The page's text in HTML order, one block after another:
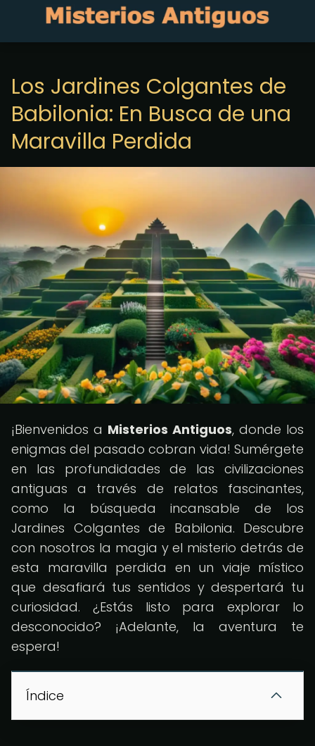
Los Jardines Colgantes de
Babilonia: En Busca de una
Maravilla Perdida
¡Bienvenidos a Misterios Antiguos, donde los
enigmas del pasado cobran vida! Sumérgete
en las profundidades de las civilizaciones
antiguas a través de relatos fascinantes,
como la búsqueda incansable de los
Jardines Colgantes de Babilonia. Descubre
con nosotros la magia y el misterio detrás de
esta maravilla perdida en un viaje místico
que desafiará tus sentidos y despertará tu
curiosidad. ¿Estás listo para explorar lo
desconocido? ¡Adelante, la aventura te
espera!
Índice